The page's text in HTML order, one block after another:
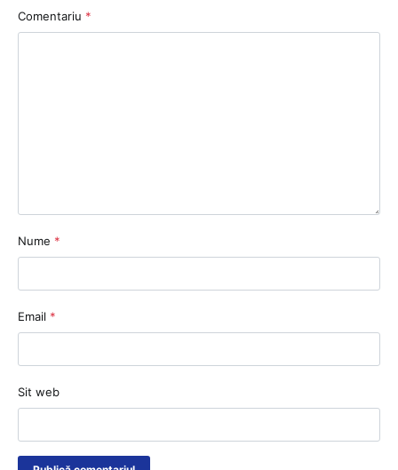
Comentariu *
Nume *
Email *
Sit web